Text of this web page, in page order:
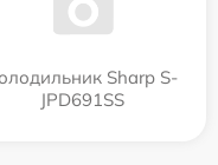
Sharp S-
JPD691SS